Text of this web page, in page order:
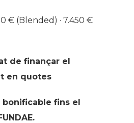
€ (Blended) · 7.450 €
de finançar el
en quotes
bonificable fins el